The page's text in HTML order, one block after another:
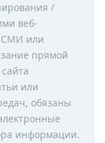
/
веб-
СМИ или
прямой
или
обязаны
информации.